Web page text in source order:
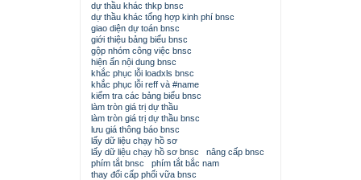
dự thầu khác thkp bnsc
dự thầu khác tổng hợp kinh phí bnsc
giao diện dự toán bnsc
giới thiệu bảng biểu bnsc
gộp nhóm công việc bnsc
hiện ẩn nội dung bnsc
khắc phục lỗi loadxls bnsc
khắc phục lỗi reff và #name
kiểm tra các bảng biểu bnsc
làm tròn giá trị dự thầu
làm tròn giá trị dự thầu bnsc
lưu giá thông báo bnsc
lấy dữ liệu chạy hồ sơ
lấy dữ liệu chạy hồ sơ bnsc
nâng cấp bnsc
phím tắt bnsc
phím tắt bắc nam
thay đổi cấp phối vữa bnsc